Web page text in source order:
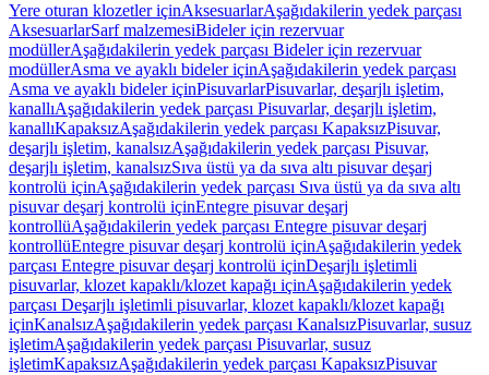
Yere oturan klozetler içinAksesuarlarAşağıdakilerin yedek parçası
AksesuarlarSarf malzemesiBideler için rezervuar
modüllerAşağıdakilerin yedek parçası Bideler için rezervuar
modüllerAsma ve ayaklı bideler içinAşağıdakilerin yedek parçası
Asma ve ayaklı bideler içinPisuvarlarPisuvarlar, deşarjlı işletim,
kanallıAşağıdakilerin yedek parçası Pisuvarlar, deşarjlı işletim,
kanallıKapaksızAşağıdakilerin yedek parçası KapaksızPisuvar,
deşarjlı işletim, kanalsızAşağıdakilerin yedek parçası Pisuvar,
deşarjlı işletim, kanalsızSıva üstü ya da sıva altı pisuvar deşarj
kontrolü içinAşağıdakilerin yedek parçası Sıva üstü ya da sıva altı
pisuvar deşarj kontrolü içinEntegre pisuvar deşarj
kontrollüAşağıdakilerin yedek parçası Entegre pisuvar deşarj
kontrollüEntegre pisuvar deşarj kontrolü içinAşağıdakilerin yedek
parçası Entegre pisuvar deşarj kontrolü içinDeşarjlı işletimli
pisuvarlar, klozet kapaklı/klozet kapağı içinAşağıdakilerin yedek
parçası Deşarjlı işletimli pisuvarlar, klozet kapaklı/klozet kapağı
içinKanalsızAşağıdakilerin yedek parçası KanalsızPisuvarlar, susuz
işletimAşağıdakilerin yedek parçası Pisuvarlar, susuz
işletimKapaksızAşağıdakilerin yedek parçası KapaksızPisuvar